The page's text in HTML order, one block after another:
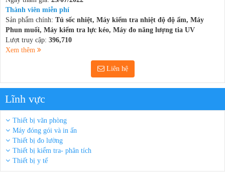
Thành viên miễn phí
Sản phẩm chính: Tủ sốc nhiệt, Máy kiểm tra nhiệt độ độ ẩm, Máy
Phun muối, Máy kiểm tra lực kéo, Máy đo năng lượng tia UV
Lượt truy cập: 396,710
Xem thêm
Liên hệ
Lĩnh vực
Thiết bị văn phòng
Máy đóng gói và in ấn
Thiết bị đo lường
Thiết bị kiểm tra- phân tích
Thiết bị y tế